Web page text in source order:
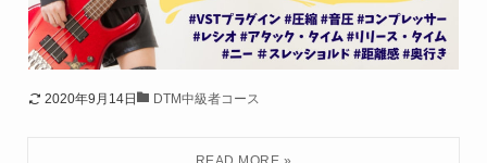
2020年9月14日 DTM中級者コース